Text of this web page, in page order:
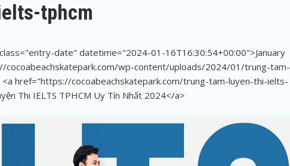
tphcm
date" datetime="2024-01-16T16:30:54+00:00">January
wp-content/uploads/2024/01/trung-tam-
href="https://cocoabeachskatepark.com/trung-tam-luyen-thi-ielts-
Thi IELTS TPHCM Uy Tín Nhất 2024</a>